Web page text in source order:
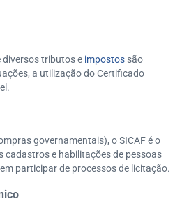
diversos tributos e impostos são
a utilização do Certificado
governamentais), o SICAF é o
cadastros e habilitações de pessoas
participar de processos de licitação.